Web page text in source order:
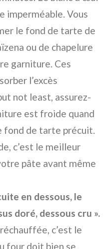
imperméable. Vous
le fond de tarte de
ou de chapelure
garniture. Ces
l’excès
not least, assurez-
est froide quand
fond de tarte précuit.
c’est le meilleur
pâte avant même
en dessous, le
doré, dessous cru ».
c’est le
four doit bien se